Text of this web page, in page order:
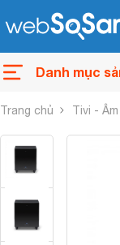
Danh mục
Trang chủ Tivi -